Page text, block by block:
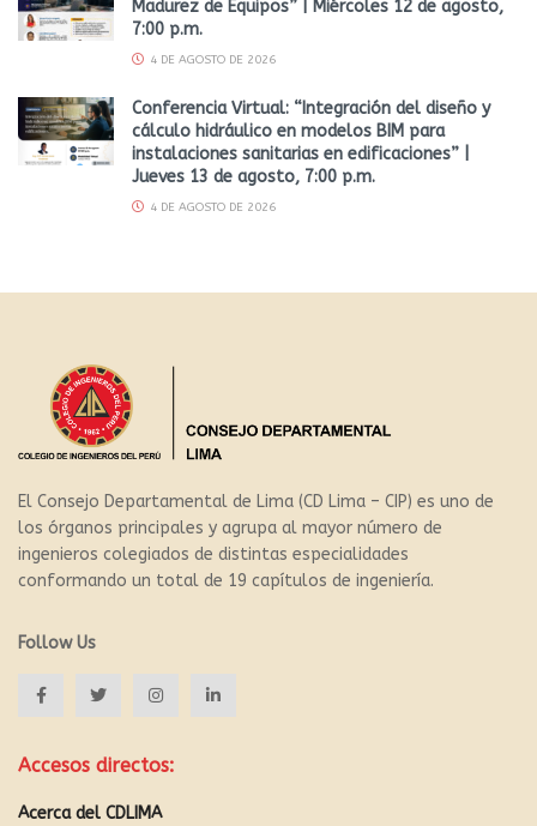
Madurez de Equipos” | Miércoles 12 de agosto,
7:00 p.m.
4 DE AGOSTO DE 2026
Conferencia Virtual: “Integración del diseño y
cálculo hidráulico en modelos BIM para
instalaciones sanitarias en edificaciones” |
Jueves 13 de agosto, 7:00 p.m.
4 DE AGOSTO DE 2026
El Consejo Departamental de Lima (CD Lima – CIP) es uno de
los órganos principales y agrupa al mayor número de
ingenieros colegiados de distintas especialidades
conformando un total de 19 capítulos de ingeniería.
Follow Us
Accesos directos:
Acerca del CDLIMA